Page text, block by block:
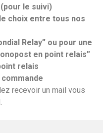
le suivi)
choix entre tous nos
Relay” ou pour une
en point relais”
relais
recevoir un mail vous